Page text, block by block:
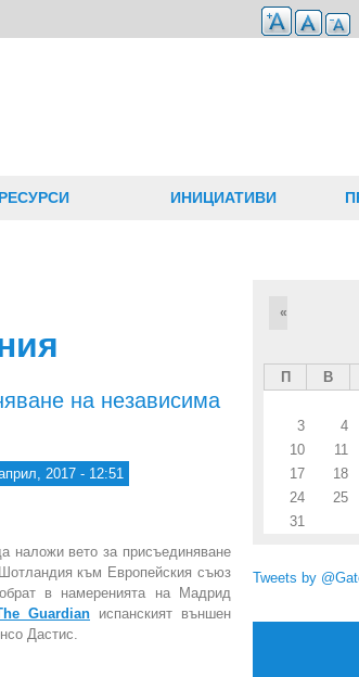
РЕСУРСИ ИНИЦИАТИВИ
на независима
2017 - 12:51
наложи вето за присъединяване
към Европейския съюз
в намеренията на Мадрид
Guardian испанският външен
Дастис.
«
П В
3
4
10
11
17
18
24
25
31
Tweets by